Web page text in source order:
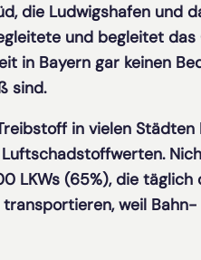
die Ludwigshafen und
und begleitet
in Bayern gar keinen
sind.
in vielen
LKWs (65%), die
weil